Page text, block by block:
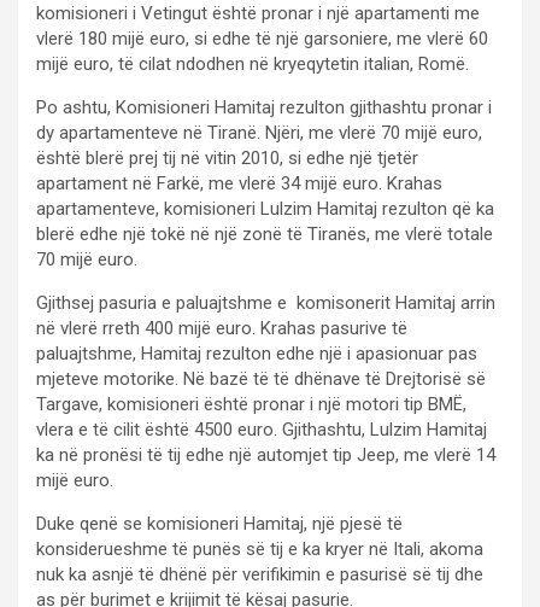
komisioneri i Vetingut është pronar i një apartamenti me
vlerë 180 mijë euro, si edhe të një garsoniere, me vlerë 60
mijë euro, të cilat ndodhen në kryeqytetin italian, Romë.
Po ashtu, Komisioneri Hamitaj rezulton gjithashtu pronar i
dy apartamenteve në Tiranë. Njëri, me vlerë 70 mijë euro,
është blerë prej tij në vitin 2010, si edhe një tjetër
apartament në Farkë, me vlerë 34 mijë euro. Krahas
apartamenteve, komisioneri Lulzim Hamitaj rezulton që ka
blerë edhe një tokë në një zonë të Tiranës, me vlerë totale
70 mijë euro.
Gjithsej pasuria e paluajtshme e komisonerit Hamitaj arrin
në vlerë rreth 400 mijë euro. Krahas pasurive të
paluajtshme, Hamitaj rezulton edhe një i apasionuar pas
mjeteve motorike. Në bazë të të dhënave të Drejtorisë së
Targave, komisioneri është pronar i një motori tip BMË,
vlera e të cilit është 4500 euro. Gjithashtu, Lulzim Hamitaj
ka në pronësi të tij edhe një automjet tip Jeep, me vlerë 14
mijë euro.
Duke qenë se komisioneri Hamitaj, një pjesë të
konsiderueshme të punës së tij e ka kryer në Itali, akoma
nuk ka asnjë të dhënë për verifikimin e pasurisë së tij dhe
as për burimet e krijimit të kësaj pasurie.